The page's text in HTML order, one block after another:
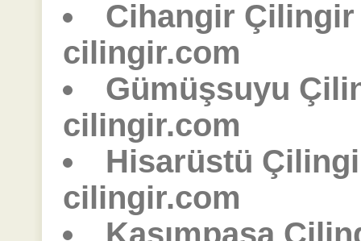
Cihangir
cilingir.com
Gümüşsuyu
cilingir.com
Hisarüstü
cilingir.com